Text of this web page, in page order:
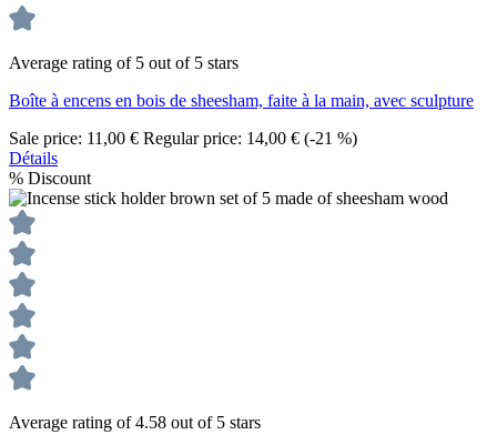
Average rating of 5 out of 5 stars
Boîte à encens en bois de sheesham, faite à la main, avec sculpture
Sale price: 11,00 € Regular price: 14,00 € (-21 %)
Détails
% Discount
Average rating of 4.58 out of 5 stars